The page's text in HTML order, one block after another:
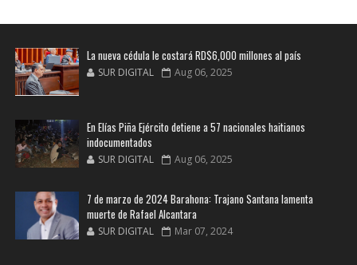
La nueva cédula le costará RD$6,000 millones al país
SUR DIGITAL Aug 06, 2025
En Elías Piña Ejército detiene a 57 nacionales haitianos
indocumentados
SUR DIGITAL Aug 06, 2025
7 de marzo de 2024 Barahona: Trajano Santana lamenta
muerte de Rafael Alcantara
SUR DIGITAL Mar 07, 2024